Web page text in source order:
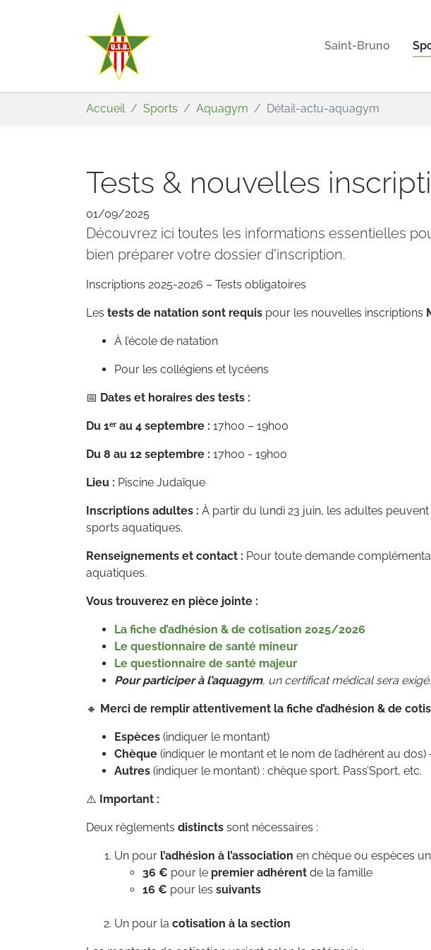
Saint-Bruno
Accueil Sports Aquagym Détail-actu-aquagym
Tests & nouvelles
01/09/2025
Découvrez ici toutes les informations essentielles
bien préparer votre dossier d'inscription.
Inscriptions 2025-2026 – Tests obligatoires
Les tests de natation sont requis pour les nouvelles inscriptions
À l’école de natation
Pour les collégiens et lycéens
📅 Dates et horaires des tests :
Du 1ᵉʳ au 4 septembre : 17h00 – 19h00
Du 8 au 12 septembre : 17h00 - 19h00
Lieu : Piscine Judaïque
Inscriptions adultes : À partir du lundi 23 juin, les adultes
sports aquatiques.
Renseignements et contact : Pour toute demande
aquatiques.
Vous trouverez en pièce jointe :
La fiche d’adhésion & de cotisation 2025/2026
Le questionnaire de santé mineur
Le questionnaire de santé majeur
Pour participer à l’aquagym, un certificat médical sera exigé.
🔸 Merci de remplir attentivement la fiche d’adhésion & de
Espèces (indiquer le montant)
Chèque (indiquer le montant et le nom de l’adhérent au dos)
Autres (indiquer le montant) : chèque sport, Pass’Sport, etc.
⚠️ Important :
Deux règlements distincts sont nécessaires :
Un pour l’adhésion à l’association en chèque ou espèces
36 € pour le premier adhérent de la famille
16 € pour les suivants
Un pour la cotisation à la section